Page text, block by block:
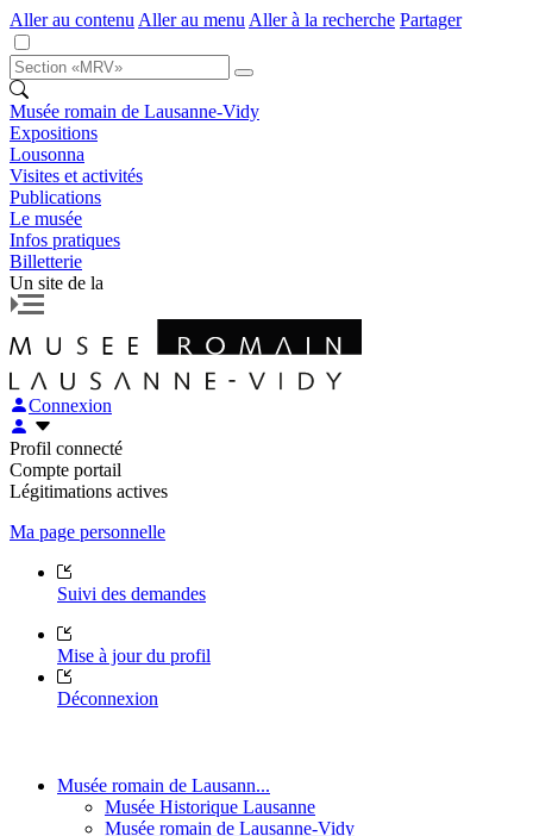
Aller au contenu Aller au menu Aller à la recherche Partager
Musée romain de Lausanne-Vidy
Expositions
Lousonna
Visites et activités
Publications
Le musée
Infos pratiques
Billetterie
Un site de la
Connexion
Profil connecté
Compte portail
Légitimations actives
Ma page personnelle
Suivi des demandes
Mise à jour du profil
Déconnexion
Musée romain de Lausann...
Musée Historique Lausanne
Musée romain de Lausanne-Vidy